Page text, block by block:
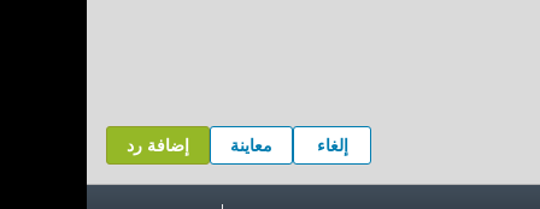
إضافة رد معاينة إلغاء